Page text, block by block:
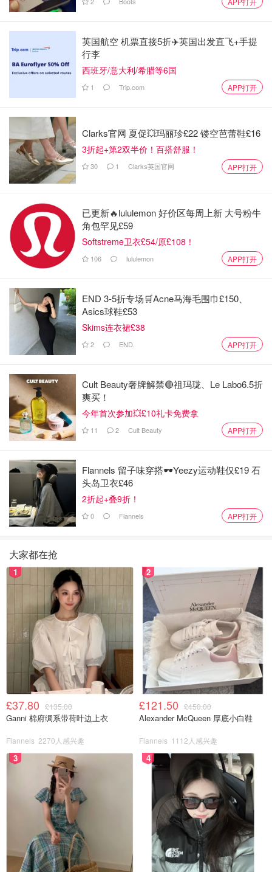
英国航空 机票直接5折✈️英国出发直飞+手提
行李
西班牙/意大利/希腊等6国
1 Trip.com APP打开
Clarks官网 夏促💥玛丽珍£22 镂空芭蕾鞋£16
3折起+第2双半价！百搭舒服！
30 1 Clarks英国官网 APP打开
已更新🔥lululemon 好价区每周上新 大号粉牛
角包罕见£59
Softstreme卫衣£54/原£108！
106 lululemon APP打开
END 3-5折专场🛒Acne马海毛围巾£150、
Asics球鞋£53
Skims连衣裙£38
2 END. APP打开
Cult Beauty奢牌解禁🔴祖玛珑、Le Labo6.5折
爽买！
今年首次参加💥£10礼卡免费拿
11 2 Cult Beauty APP打开
Flannels 留子味穿搭🕶️Yeezy运动鞋仅£19 石
头岛卫衣£46
2折起+叠9折！
0 Flannels APP打开
大家都在抢
1
£37.80 £135.00
Ganni 棉府绸系带荷叶边上衣
Flannels 2270人感兴趣
2
£121.50 £450.00
Alexander McQueen 厚底小白鞋
Flannels 1112人感兴趣
3 4